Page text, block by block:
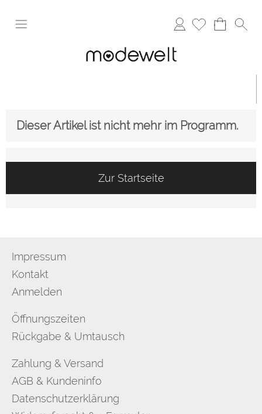
Anmelden
Dieser Artikel ist nicht mehr im Programm.
Zur Startseite
Impressum
Kontakt
Anmelden
Öffnungszeiten
Rückgabe & Umtausch
Zahlung & Versand
AGB & Kundeninfo
Datenschutzerklärung